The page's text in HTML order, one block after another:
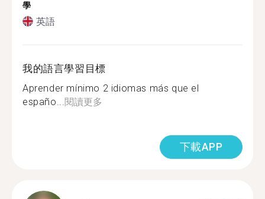
學
英語
我的語言學習目標
Aprender mínimo 2 idiomas más que el
españo... 閱讀更多
下載APP